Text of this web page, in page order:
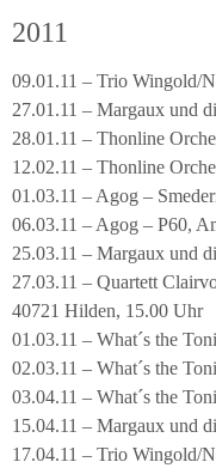
2011
09.01.11 – Trio Wingold/
27.01.11 – Margaux und
28.01.11 – Thonline
12.02.11 – Thonline
01.03.11 – Agog –
06.03.11 – Agog – P60,
25.03.11 – Margaux und
27.03.11 – Quartett
40721 Hilden, 15.00 Uhr
01.03.11 – What´s the
02.03.11 – What´s the
03.04.11 – What´s the
15.04.11 – Margaux und
17.04.11 – Trio Wingold/